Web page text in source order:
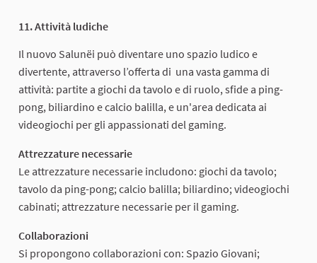
11. Attività ludiche
Il nuovo Salunëi può diventare uno spazio ludico e
divertente, attraverso l’offerta di una vasta gamma di
attività: partite a giochi da tavolo e di ruolo, sfide a ping-
pong, biliardino e calcio balilla, e un'area dedicata ai
videogiochi per gli appassionati del gaming.
Attrezzature necessarie
Le attrezzature necessarie includono: giochi da tavolo;
tavolo da ping-pong; calcio balilla; biliardino; videogiochi
cabinati; attrezzature necessarie per il gaming.
Collaborazioni
Si propongono collaborazioni con: Spazio Giovani;